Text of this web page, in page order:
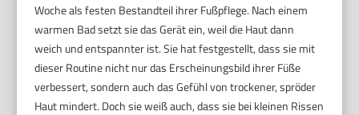
Woche als festen Bestandteil ihrer Fußpflege. Nach einem
warmen Bad setzt sie das Gerät ein, weil die Haut dann
weich und entspannter ist. Sie hat festgestellt, dass sie mit
dieser Routine nicht nur das Erscheinungsbild ihrer Füße
verbessert, sondern auch das Gefühl von trockener, spröder
Haut mindert. Doch sie weiß auch, dass sie bei kleinen Rissen